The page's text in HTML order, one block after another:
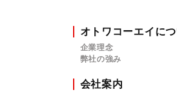
オトワコーエイに
企業理念
弊社の強み
会社案内